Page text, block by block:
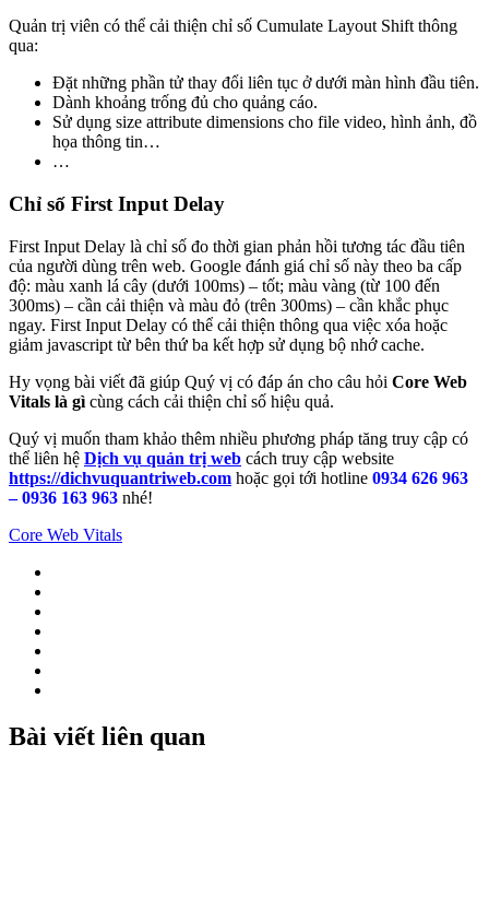
Quản trị viên có thể cải thiện chỉ số Cumulate Layout Shift thông
qua:
Đặt những phần tử thay đổi liên tục ở dưới màn hình đầu tiên.
Dành khoảng trống đủ cho quảng cáo.
Sử dụng size attribute dimensions cho file video, hình ảnh, đồ
họa thông tin…
…
Chỉ số First Input Delay
First Input Delay là chỉ số đo thời gian phản hồi tương tác đầu tiên
của người dùng trên web. Google đánh giá chỉ số này theo ba cấp
độ: màu xanh lá cây (dưới 100ms) – tốt; màu vàng (từ 100 đến
300ms) – cần cải thiện và màu đỏ (trên 300ms) – cần khắc phục
ngay. First Input Delay có thể cải thiện thông qua việc xóa hoặc
giảm javascript từ bên thứ ba kết hợp sử dụng bộ nhớ cache.
Hy vọng bài viết đã giúp Quý vị có đáp án cho câu hỏi Core Web
Vitals là gì cùng cách cải thiện chỉ số hiệu quả.
Quý vị muốn tham khảo thêm nhiều phương pháp tăng truy cập có
thể liên hệ Dịch vụ quản trị web cách truy cập website
https://dichvuquantriweb.com hoặc gọi tới hotline 0934 626 963
– 0936 163 963 nhé!
Core Web Vitals
Bài viết liên quan